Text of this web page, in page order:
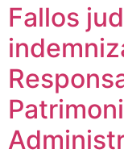
Equipo
Servicios
Noticias
Fallos